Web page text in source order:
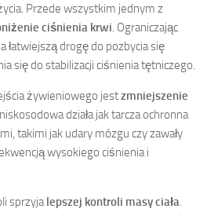
Przede wszystkim jednym z
ciśnienia krwi. Ograniczając
łatwiejszą drogę do pozbycia się
się do stabilizacji ciśnienia tętniczego.
żywieniowego jestzmniejszenie
działa jak tarcza ochronna
takimi jak udary mózgu czy zawały
wysokiego ciśnienia i
sprzyjalepszej kontroli masy ciała.